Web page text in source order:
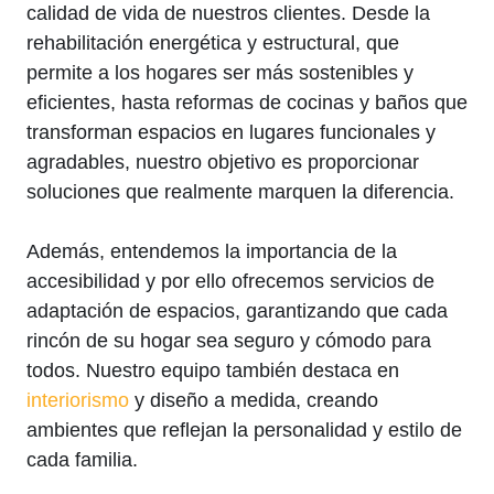
calidad de vida de nuestros clientes. Desde la
rehabilitación energética y estructural, que
permite a los hogares ser más sostenibles y
eficientes, hasta reformas de cocinas y baños que
transforman espacios en lugares funcionales y
agradables, nuestro objetivo es proporcionar
soluciones que realmente marquen la diferencia.
Además, entendemos la importancia de la
accesibilidad y por ello ofrecemos servicios de
adaptación de espacios, garantizando que cada
rincón de su hogar sea seguro y cómodo para
todos. Nuestro equipo también destaca en
interiorismo y diseño a medida, creando
ambientes que reflejan la personalidad y estilo de
cada familia.